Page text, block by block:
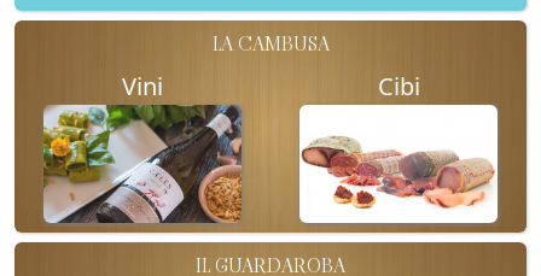
LA CAMBUSA
Vini Cibi
IL GUARDAROBA